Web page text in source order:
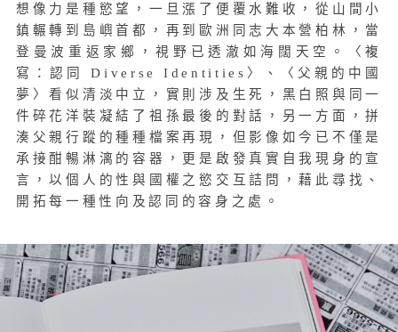
想像力是種慾望，一旦漲了便覆水難收，從山間小
鎮輾轉到島嶼首都，再到歐洲同志大本營柏林，當
登曼波重返家鄉，視野已透澈如海闊天空。〈複
寫：認同 Diverse Identities〉、〈父親的中國
夢〉看似清淡中立，實則涉及生死，黑白照與同一
件碎花洋裝凝結了祖孫最後的對話，另一方面，拼
湊父親行蹤的種種檔案再現，但影像如今已不僅是
承接酣暢淋漓的容器，更是啟發真實自我現身的宣
言，以個人的性與國權之慾交互詰問，藉此尋找、
開拓每一種性向及認同的容身之處。